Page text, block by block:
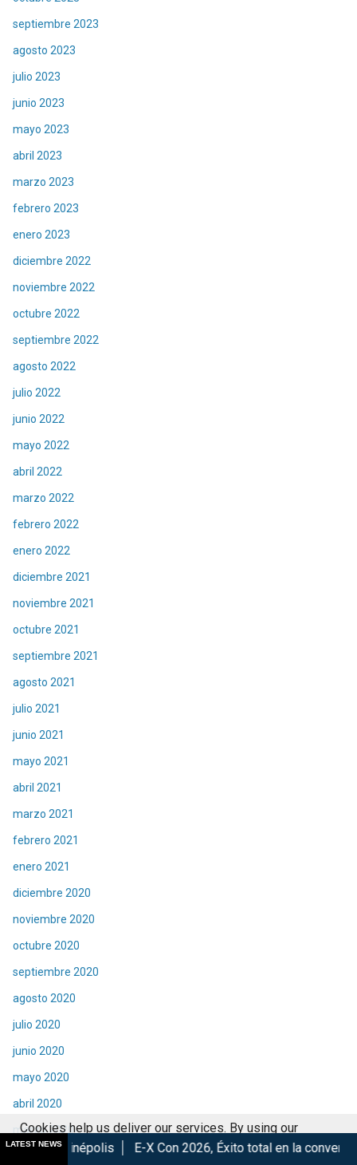
septiembre 2023
agosto 2023
julio 2023
junio 2023
mayo 2023
abril 2023
marzo 2023
febrero 2023
enero 2023
diciembre 2022
noviembre 2022
octubre 2022
septiembre 2022
agosto 2022
julio 2022
junio 2022
mayo 2022
abril 2022
marzo 2022
febrero 2022
enero 2022
diciembre 2021
noviembre 2021
octubre 2021
septiembre 2021
agosto 2021
julio 2021
junio 2021
mayo 2021
abril 2021
marzo 2021
febrero 2021
enero 2021
diciembre 2020
noviembre 2020
octubre 2020
septiembre 2020
agosto 2020
julio 2020
junio 2020
mayo 2020
abril 2020
marzo 2020
febrero 2020
LATEST NEWS
E-X Con 2026, Éxito total en la convención. Los
Cookies help us deliver our services. By using our
services, you agree to our use of cookies.
Got it